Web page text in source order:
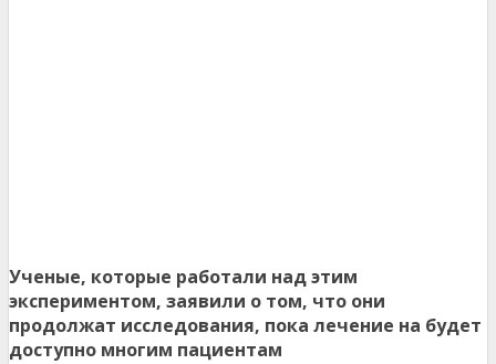
Ученые, которые работали над этим
экспериментом, заявили о том, что они
продолжат исследования, пока лечение на будет
доступно многим пациентам